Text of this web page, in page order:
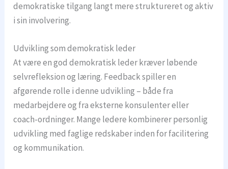
demokratiske tilgang langt mere struktureret og aktiv
i sin involvering.
Udvikling som demokratisk leder
At være en god demokratisk leder kræver løbende
selvrefleksion og læring. Feedback spiller en
afgørende rolle i denne udvikling – både fra
medarbejdere og fra eksterne konsulenter eller
coach-ordninger. Mange ledere kombinerer personlig
udvikling med faglige redskaber inden for facilitering
og kommunikation.